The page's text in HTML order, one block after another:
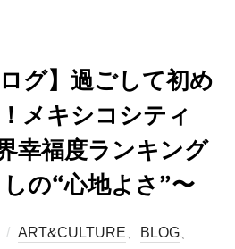
グ】過ごして初め
メキシコシティ
幸福度ランキング
の“心地よさ”〜
ART&CULTURE BLOG